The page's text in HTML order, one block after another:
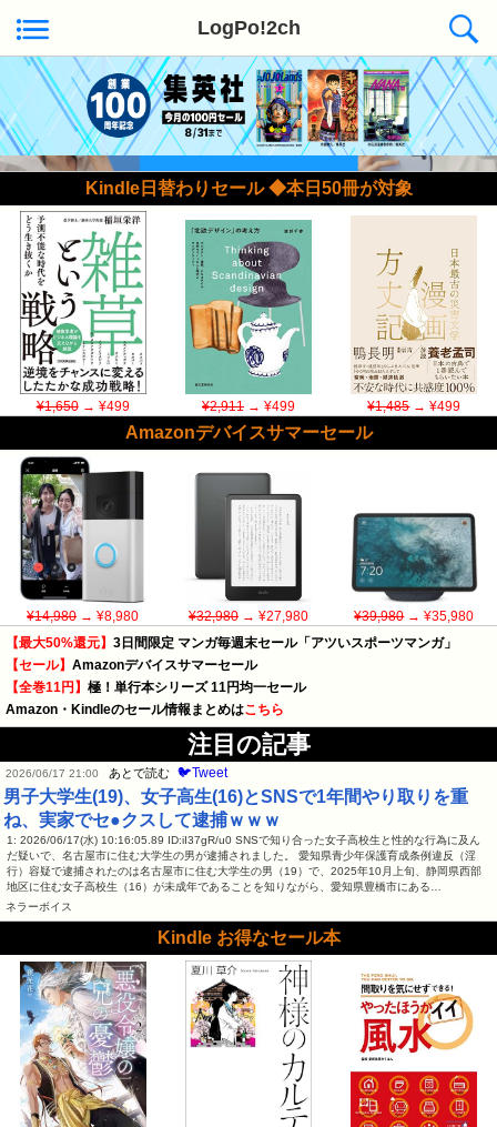
LogPo!2ch
Kindle日替わりセール ◆本日50冊が対象
¥1,650→ ¥499 ¥2,911→ ¥499 ¥1,485→ ¥499
Amazonデバイスサマーセール
¥14,980→ ¥8,980 ¥32,980→ ¥27,980 ¥39,980→ ¥35,980
【最大50%還元】 3日間限定 マンガ毎週末セール「アツいスポーツマンガ」
【セール】 Amazonデバイスサマーセール
【全巻11円】 極！単行本シリーズ 11円均一セール
Amazon・Kindleのセール情報まとめはこちら
注目の記事
2026/06/17 21:00 あとで読む 🐦Tweet
男子大学生(19)、女子高生(16)とSNSで1年間やり取りを重
ね、実家でセ●クスして逮捕ｗｗｗ
1: 2026/06/17(水) 10:16:05.89 ID:iI37gR/u0 SNSで知り合った女子高校生と性的な行為に及ん
だ疑いで、名古屋市に住む大学生の男が逮捕されました。 愛知県青少年保護育成条例違反（淫
行）容疑で逮捕されたのは名古屋市に住む大学生の男（19）で、2025年10月上旬、静岡県西部
地区に住む女子高校生（16）が未成年であることを知りながら、愛知県豊橋市にある…
ネラーボイス
Kindle お得なセール本